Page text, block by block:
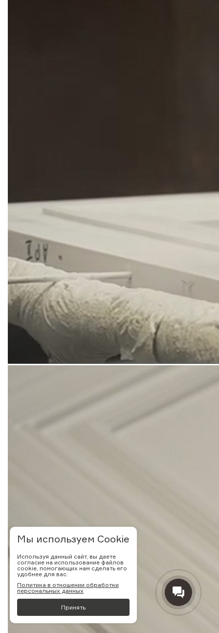
Мы используем Cookie
Используя данный сайт, вы даете
согласие на использование файлов
cookie, помогающих нам сделать его
удобнее для вас.
Политика в отношении обработки
персональных данных
Принять